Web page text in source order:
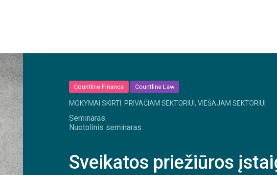
Countline Finance Countline Law
MOKYMAI SKIRTI: PRIVAČIAM SEKTORIUI, VIEŠAJAM SEKTORIUI
Seminaras.
Nuotolinis seminaras.
Sveikatos priežiūros